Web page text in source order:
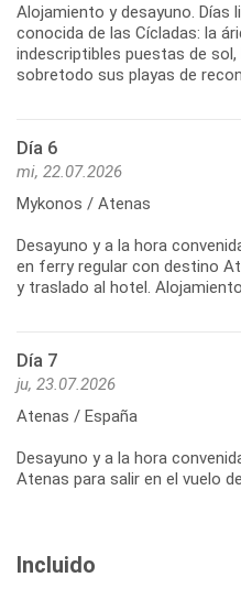
Alojamiento y desayuno. Días
conocida de las Cícladas: la
indescriptibles puestas de
sobretodo sus playas de
Día 6
mi, 22.07.2026
Mykonos / Atenas
Desayuno y a la hora
en ferry regular con destino
y traslado al hotel. Alojamiento
Día 7
ju, 23.07.2026
Atenas / España
Desayuno y a la hora
Incluido